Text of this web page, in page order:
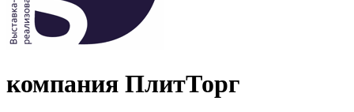
компания ПлитТорг